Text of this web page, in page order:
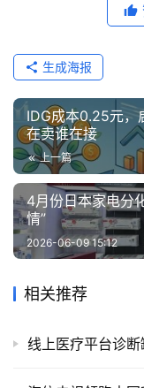
生成海报
IDG成本0.25元，
在卖谁在接
上一篇
4月份日本家电分
情”
2026-06-09 15:12
相关推荐
线上医疗平台诊